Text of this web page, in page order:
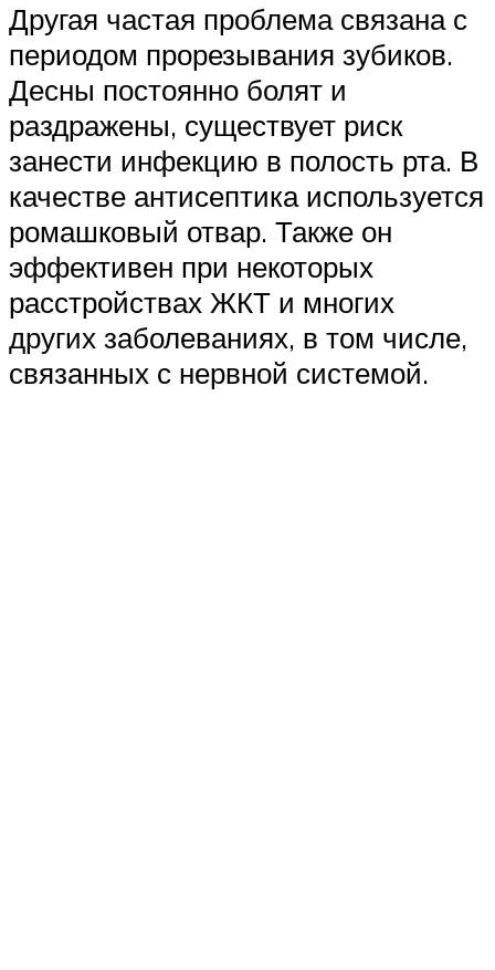
Другая частая проблема связана с
периодом прорезывания зубиков.
Десны постоянно болят и
раздражены, существует риск
занести инфекцию в полость рта. В
качестве антисептика используется
ромашковый отвар. Также он
эффективен при некоторых
расстройствах ЖКТ и многих
других заболеваниях, в том числе,
связанных с нервной системой.